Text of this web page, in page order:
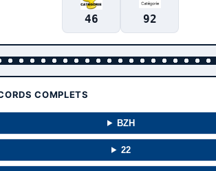
46 92
COMPLETS
BZH
22